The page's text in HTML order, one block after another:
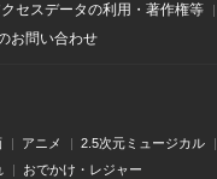
セスデータの利用・著作権等
お問い合わせ
アニメ 2.5次元ミュージカル
おでかけ・レジャー